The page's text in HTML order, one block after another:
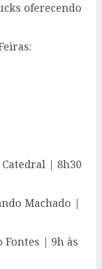
oferecendo
| 8h30
Machado |
Fontes | 9h às